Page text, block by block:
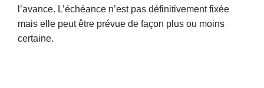
l’avance. L’échéance n’est pas définitivement fixée
mais elle peut être prévue de façon plus ou moins
certaine.